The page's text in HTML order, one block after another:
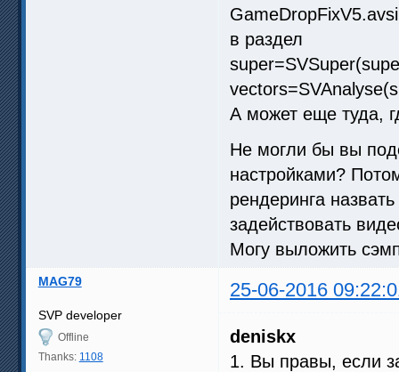
GameDropFixV5.avsi
в раздел
А может еще туда,
Не могли бы вы
настройками?
рендеринга
задействовать
Могу выложить
MAG79 25-06-2016
SVP developer
Offline
Thanks: 1108
deniskx
1. Вы правы, если